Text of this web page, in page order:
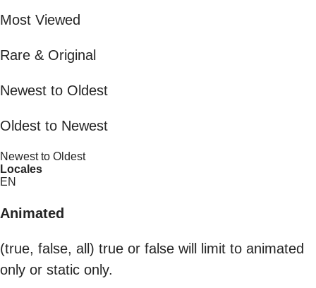
Most Viewed
Rare & Original
Newest to Oldest
Oldest to Newest
Newest to Oldest
Locales
EN
Animated
(true, false, all) true or false will limit to animated
only or static only.